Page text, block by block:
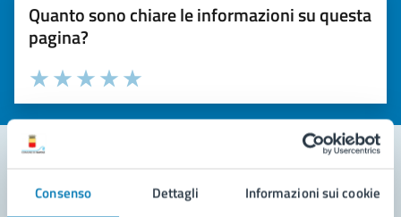
Consenso Dettagli Informazioni sui cookie
Quanto sono chiare le informazioni su questa
pagina?
Valuta la chiarezza delle informazioni (da 1 a 5 stelle)
Seleziona il numero di stelle per valutare la chiarezza delle
Valuta 5 stelle su 5
Valuta 4 stelle su 5
Valuta 3 stelle su 5
Valuta 2 stelle su 5
Valuta 1 stelle su 5
Contatta il comune